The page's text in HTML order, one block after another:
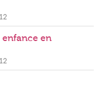
enfance en